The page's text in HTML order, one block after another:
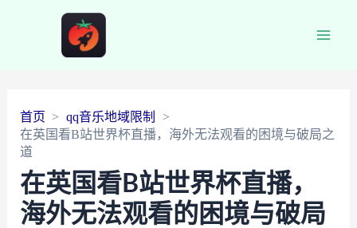
首页
qq音乐地域限制
在英国看B站世界杯直播，海外无法观看的困境与破局之
道
在英国看B站世界杯直播，
海外无法观看的困境与破局